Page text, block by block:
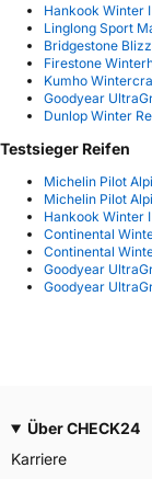
Hankook Winter
Linglong Sport
Bridgestone
Firestone
Kumho
Goodyear
Dunlop Winter
Testsieger Reifen
Michelin Pilot
Michelin Pilot
Hankook Winter
Continental
Continental
Goodyear
Goodyear
Über CHECK24
Karriere